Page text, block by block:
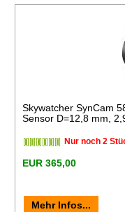
Skywatcher SynCam
Sensor D=12,8 mm,
Nur noch 2
EUR 365,00
Mehr Infos...